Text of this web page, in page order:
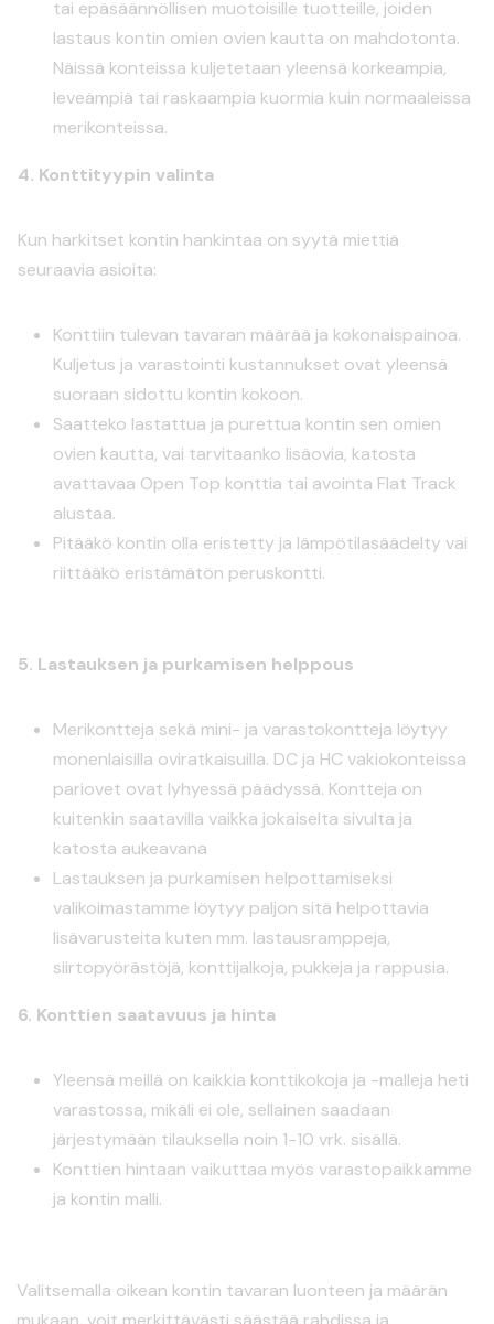
tai epäsäännöllisen muotoisille tuotteille, joiden
lastaus kontin omien ovien kautta on mahdotonta.
Näissä konteissa kuljetetaan yleensä korkeampia,
leveämpiä tai raskaampia kuormia kuin normaaleissa
merikonteissa.
4. Konttityypin valinta
Kun harkitset kontin hankintaa on syytä miettiä
seuraavia asioita:
Konttiin tulevan tavaran määrää ja kokonaispainoa.
Kuljetus ja varastointi kustannukset ovat yleensä
suoraan sidottu kontin kokoon.
Saatteko lastattua ja purettua kontin sen omien
ovien kautta, vai tarvitaanko lisäovia, katosta
avattavaa Open Top konttia tai avointa Flat Track
alustaa.
Pitääkö kontin olla eristetty ja lämpötilasäädelty vai
riittääkö eristämätön peruskontti.
5. Lastauksen ja purkamisen helppous
Merikontteja sekä mini- ja varastokontteja löytyy
monenlaisilla oviratkaisuilla. DC ja HC vakiokonteissa
pariovet ovat lyhyessä päädyssä. Kontteja on
kuitenkin saatavilla vaikka jokaiselta sivulta ja
katosta aukeavana
Lastauksen ja purkamisen helpottamiseksi
valikoimastamme löytyy paljon sitä helpottavia
lisävarusteita kuten mm. lastausramppeja,
siirtopyörästöjä, konttijalkoja, pukkeja ja rappusia.
6. Konttien saatavuus ja hinta
Yleensä meillä on kaikkia konttikokoja ja -malleja heti
varastossa, mikäli ei ole, sellainen saadaan
järjestymään tilauksella noin 1-10 vrk. sisällä.
Konttien hintaan vaikuttaa myös varastopaikkamme
ja kontin malli.
Valitsemalla oikean kontin tavaran luonteen ja määrän